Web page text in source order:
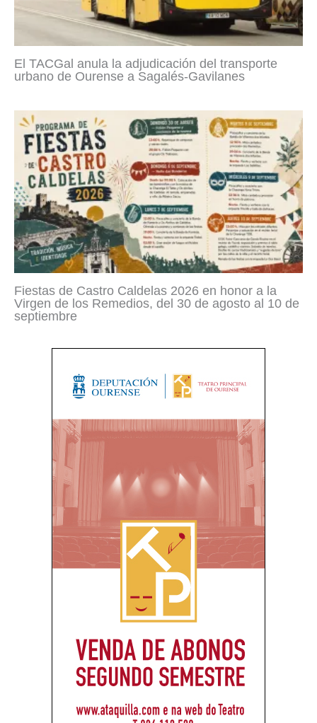
El TACGal anula la adjudicación del transporte
urbano de Ourense a Sagalés-Gavilanes
Fiestas de Castro Caldelas 2026 en honor a la
Virgen de los Remedios, del 30 de agosto al 10 de
septiembre